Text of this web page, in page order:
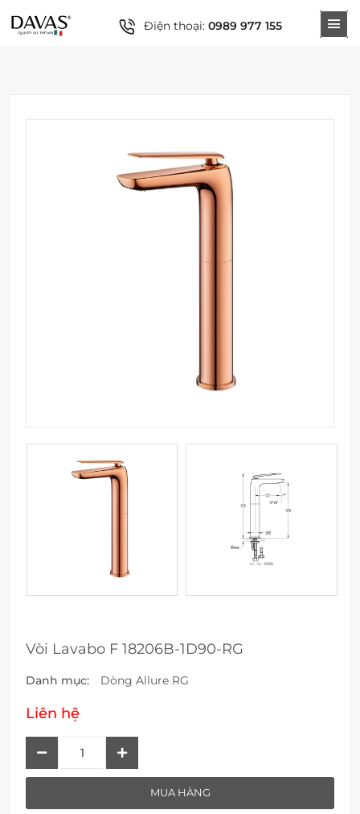
Điện thoại: 0989 977 155
Vòi Lavabo F 18206B-1D90-RG
Danh mục: Dòng Allure RG
Liên hệ
MUA HÀNG